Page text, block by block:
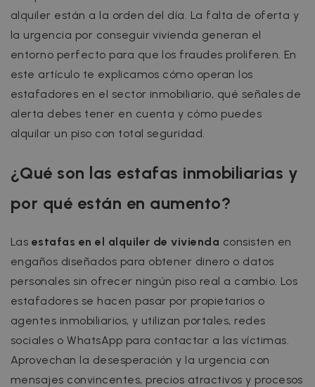
alquiler están a la orden del día. La falta de oferta y
la urgencia por conseguir vivienda generan el
entorno perfecto para que los fraudes proliferen. En
este artículo te explicamos cómo operan los
estafadores en el sector inmobiliario, qué señales de
alerta debes tener en cuenta y cómo puedes
alquilar un piso con total seguridad.
¿Qué son las estafas inmobiliarias y
por qué están en aumento?
Las estafas en el alquiler de vivienda consisten en
engaños diseñados para obtener dinero o datos
personales sin ofrecer ningún piso real a cambio. Los
estafadores se hacen pasar por propietarios o
agentes inmobiliarios, y utilizan portales, redes
sociales o WhatsApp para contactar a las víctimas.
Aprovechan la desesperación y la urgencia con
mensajes convincentes, precios atractivos y procesos